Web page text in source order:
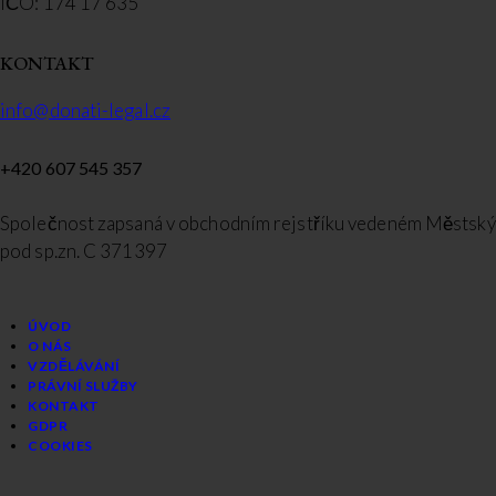
KONTAKT
info@donati-legal.cz
+420 607 545 357
Společnost zapsaná v obchodním rejstříku vedeném
pod sp.zn. C 371397
ÚVOD
O NÁS
VZDĚLÁVÁNÍ
PRÁVNÍ SLUŽBY
KONTAKT
GDPR
COOKIES